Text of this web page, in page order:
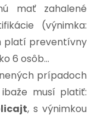
mať zahalené
(výnimka:
platí preventívny
6 osôb…
prípadoch
musí platiť:
, s výnimkou